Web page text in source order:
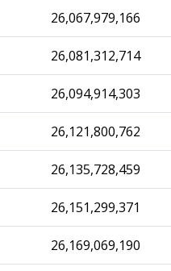
26,067,979,166
26,081,312,714
26,094,914,303
26,121,800,762
26,135,728,459
26,151,299,371
26,169,069,190